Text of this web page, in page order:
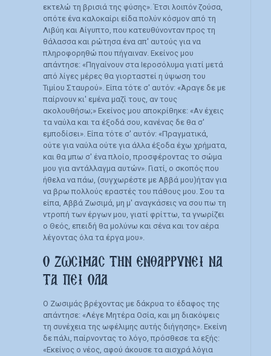
εκτελώ τη βρισιά της φύσης». Έτσι λοιπόν ζούσα,
οπότε ένα καλοκαίρι είδα πολύν κόσμον από τη
Λιβύη και Αίγυπτο, που κατευθύνονταν προς τη
θάλασσα και ρώτησα ένα απ' αυτούς για να
πληροφορηθώ που πήγαιναν. Εκείνος μου
απάντησε: «Πηγαίνουν στα Ιεροσόλυμα γιατί μετά
από λίγες μέρες θα γιορταστεί η ύψωση του
Τιμίου Σταυρού». Είπα τότε σ' αυτόν: «Άραγε δε με
παίρνουν κι' εμένα μαζί τους, αν τους
ακολουθήσω;» Εκείνος μου αποκρίθηκε: «Αν έχεις
τα ναύλα και τα έξοδά σου, κανένας δε θα σ'
εμποδίσει». Είπα τότε σ' αυτόν: «Πραγματικά,
ούτε για ναύλα ούτε για άλλα έξοδα έχω χρήματα,
και θα μπω σ' ένα πλοίο, προσφέροντας το σώμα
μου για αντάλλαγμα αυτών». Γιατί, ο σκοπός που
ήθελα να πάω, (συγχωρέστε με Αββά μου)ήταν για
να βρω πολλούς εραστές του πάθους μου. Σου τα
είπα, Αββά Ζωσιμά, μη μ' αναγκάσεις να σου πω τη
ντροπή των έργων μου, γιατί φρίττω, τα γνωρίζει
ο Θεός, επειδή θα μολύνω και σένα και τον αέρα
λέγοντας όλα τα έργα μου».
Ο ΖΩΣΙΜΑΣ ΤΗΝ ΕΝΘΑΡΡΥΝΕΙ ΝΑ
ΤΑ ΠΕΙ ΟΛΑ
Ο Ζωσιμάς βρέχοντας με δάκρυα το έδαφος της
απάντησε: «Λέγε Μητέρα Οσία, και μη διακόψεις
τη συνέχεια της ωφέλιμης αυτής διήγησης». Εκείνη
δε πάλι, παίρνοντας το λόγο, πρόσθεσε τα εξής:
«Εκείνος ο νέος, αφού άκουσε τα αισχρά λόγια